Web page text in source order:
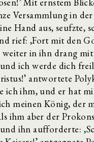
Versammlung in
Hand aus, seufzte,
rief: ,Fort mit den
in ihn drang
ich werde dich
antwortete
ich ihm, und er hat
meinen König, der
ihm aber der
ihn aufforderte: